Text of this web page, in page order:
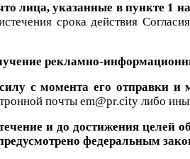
лица, указанные в пункте 1
срока действия
рекламно-
с момента его отправки
почты em@pr.city либо
и до достижения целей
федеральным